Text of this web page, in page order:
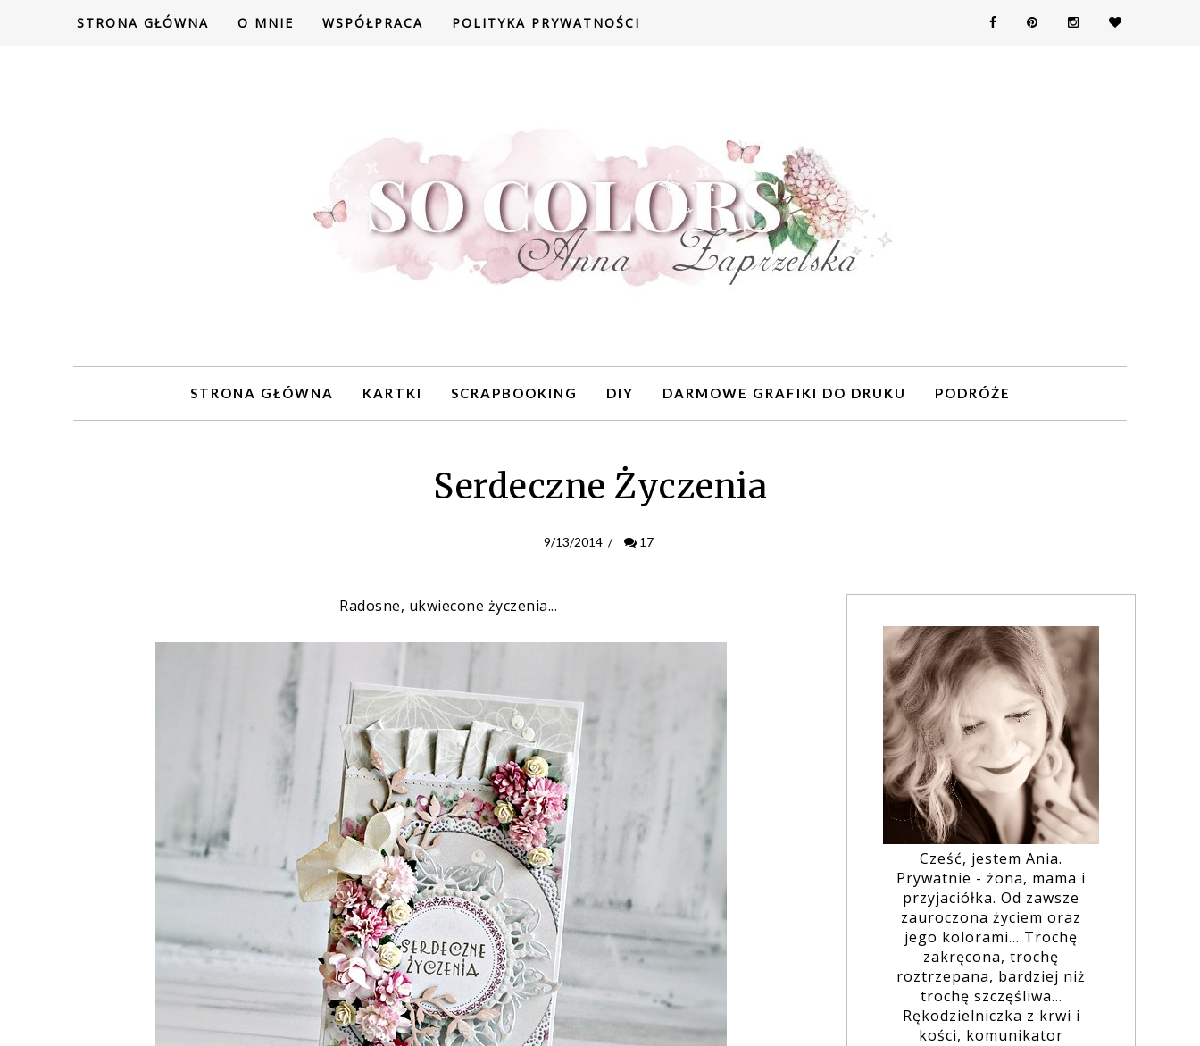
STRONA GŁÓWNA O MNIE WSPÓŁPRACA POLITYKA PRYWATNOŚCI
STRONA GŁÓWNA KARTKI SCRAPBOOKING DIY DARMOWE GRAFIKI DO DRUKU PODRÓŻE
Serdeczne Życzenia
9/13/2014 / 17
Radosne, ukwiecone życzenia...
Cześć, jestem Ania.
Prywatnie - żona, mama i
przyjaciółka. Od zawsze
zauroczona życiem oraz
jego kolorami... Trochę
zakręcona, trochę
roztrzepana, bardziej niż
trochę szczęśliwa...
Rękodzielniczka z krwi i
kości, komunikator